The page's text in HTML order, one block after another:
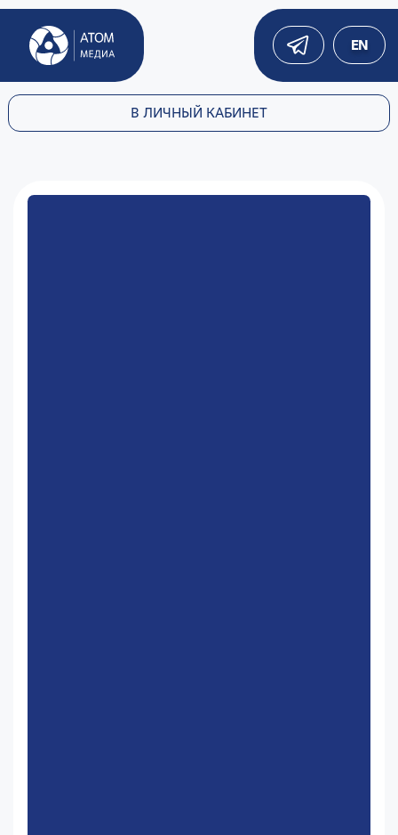
EN
В ЛИЧНЫЙ КАБИНЕТ